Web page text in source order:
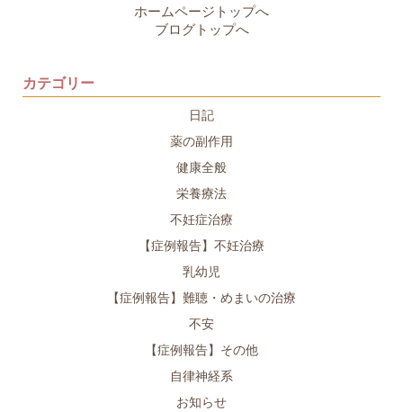
ホームページトップへ
ブログトップへ
カテゴリー
日記
薬の副作用
健康全般
栄養療法
不妊症治療
【症例報告】不妊治療
乳幼児
【症例報告】難聴・めまいの治療
不安
【症例報告】その他
自律神経系
お知らせ